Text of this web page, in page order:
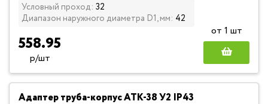
Условный проход: 32
Диапазон наружного диаметра D1, мм: 42
558.95
р/шт
от 1 шт
Адаптер труба-корпус АТК-38 У2 IP43